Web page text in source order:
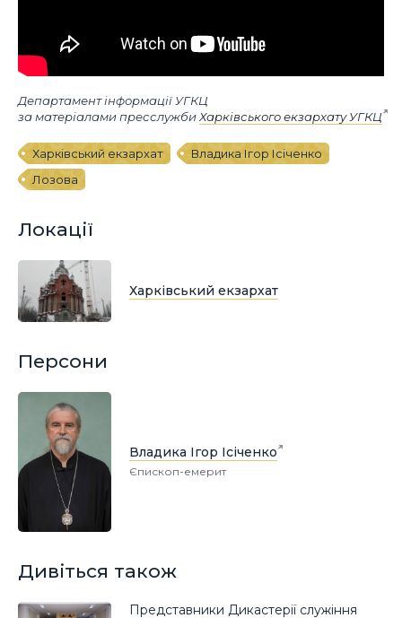
Департамент інформації УГКЦ
за матеріалами пресслужбиХарківського екзархату УГКЦ
Харківський екзархат
Владика Ігор Ісіченко
Лозова
Локації
Харківський екзархат
Персони
Владика Ігор Ісіченко
Єпископ-емерит
Дивіться також
Представники Дикастерії служіння